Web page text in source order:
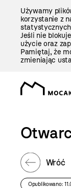
Używamy
korzystanie z
Jeśli nie
użycie oraz
Pamiętaj, że
zmieniając
Wróć
Opublikowano: